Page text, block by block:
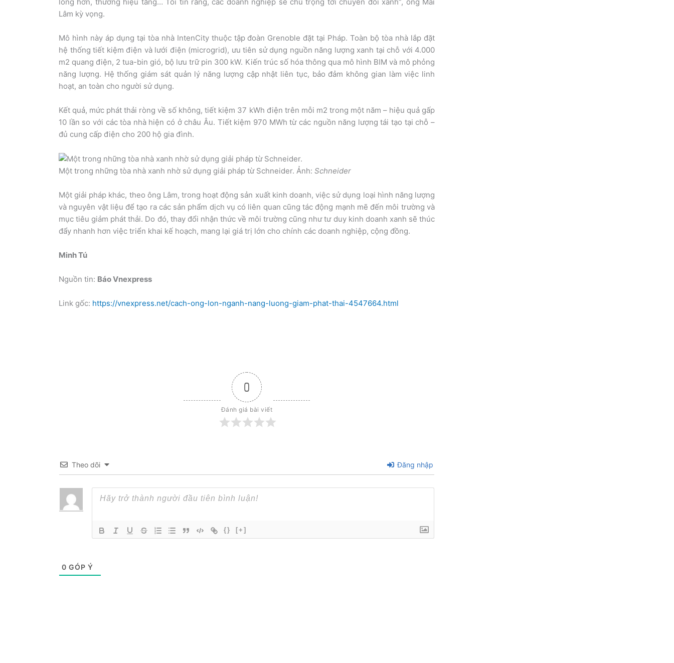
Lâm kỳ vọng.
Mô hình này áp dụng tại tòa nhà IntenCity thuộc tập đoàn Grenoble đặt tại Pháp. Toàn bộ tòa nhà lắp đặt
hệ thống tiết kiệm điện và lưới điện (microgrid), ưu tiên sử dụng nguồn năng lượng xanh tại chỗ với 4.000
m2 quang điện, 2 tua-bin gió, bộ lưu trữ pin 300 kW. Kiến trúc số hóa thông qua mô hình BIM và mô phỏng
năng lượng. Hệ thống giám sát quản lý năng lượng cập nhật liên tục, bảo đảm không gian làm việc linh
hoạt, an toàn cho người sử dụng.
Kết quả, mức phát thải ròng về số không, tiết kiệm 37 kWh điện trên mỗi m2 trong một năm – hiệu quả gấp
10 lần so với các tòa nhà hiện có ở châu Âu. Tiết kiệm 970 MWh từ các nguồn năng lượng tái tạo tại chỗ –
đủ cung cấp điện cho 200 hộ gia đình.
Một trong những tòa nhà xanh nhờ sử dụng giải pháp từ Schneider. Ảnh: Schneider
Một giải pháp khác, theo ông Lâm, trong hoạt động sản xuất kinh doanh, việc sử dụng loại hình năng lượng
và nguyên vật liệu để tạo ra các sản phẩm dịch vụ có liên quan cũng tác động mạnh mẽ đến môi trường và
mục tiêu giảm phát thải. Do đó, thay đổi nhận thức về môi trường cũng như tư duy kinh doanh xanh sẽ thúc
đẩy nhanh hơn việc triển khai kế hoạch, mang lại giá trị lớn cho chính các doanh nghiệp, cộng đồng.
Minh Tú
Nguồn tin: Báo Vnexpress
Link gốc: https://vnexpress.net/cach-ong-lon-nganh-nang-luong-giam-phat-thai-4547664.html
0
Đánh giá bài viết
Theo dõi Đăng nhập
{} [+]
0 GÓP Ý